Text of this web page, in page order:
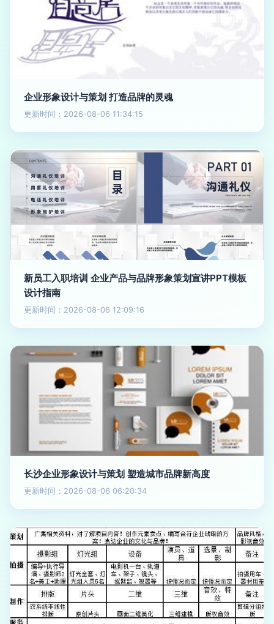
企业形象设计与策划 打造品牌的灵魂
更新时间：2026-08-06 11:34:15
新员工入职培训 企业产品与品牌形象策划宣讲PPT模板
设计指南
更新时间：2026-08-06 12:09:16
长沙企业形象设计与策划 塑造城市品牌新高度
更新时间：2026-08-06 06:20:34